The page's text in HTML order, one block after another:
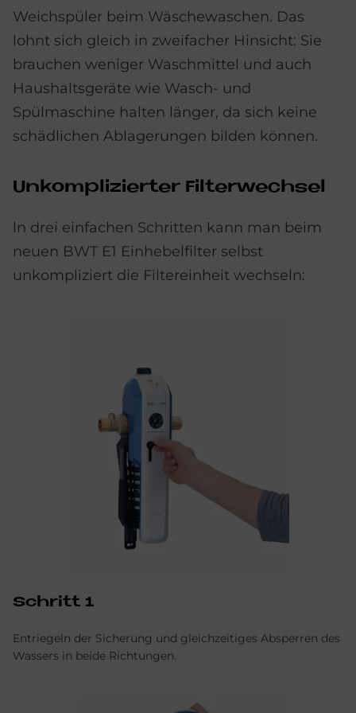
Weichspüler beim Wäschewaschen. Das
lohnt sich gleich in zweifacher Hinsicht: Sie
brauchen weniger Waschmittel und auch
Haushaltsgeräte wie Wasch- und
Spülmaschine halten länger, da sich keine
schädlichen Ablagerungen bilden können.
Un­kom­pli­zier­ter Fil­ter­wech­sel
ln drei einfachen Schritten kann man beim
neuen BWT E1 Einhebelfilter selbst
unkompliziert die Filtereinheit wechseln:
Schritt 1
Entriegeln der Sicherung und gleichzeitiges Absperren des
Wassers in beide Richtungen.